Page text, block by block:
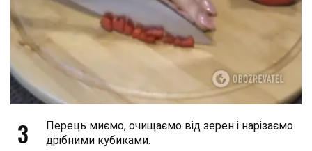
3
Перець миємо, очищаємо від зерен і нарізаємо
дрібними кубиками.